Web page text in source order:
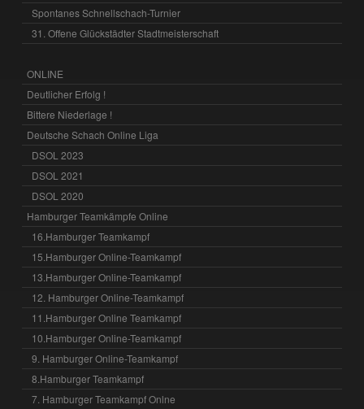
Spontanes Schnellschach-Turnier
31. Offene Glückstädter Stadtmeisterschaft
ONLINE
Deutlicher Erfolg !
Bittere Niederlage !
Deutsche Schach Online Liga
DSOL 2023
DSOL 2021
DSOL 2020
Hamburger Teamkämpfe Online
16.Hamburger Teamkampf
15.Hamburger Online-Teamkampf
13.Hamburger Online-Teamkampf
12. Hamburger Online-Teamkampf
11.Hamburger Online Teamkampf
10.Hamburger Online-Teamkampf
9. Hamburger Online-Teamkampf
8.Hamburger Teamkampf
7. Hamburger Teamkampf Onlne